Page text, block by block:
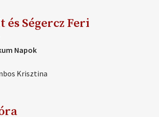
és Ségercz Feri
Napok
Krisztina